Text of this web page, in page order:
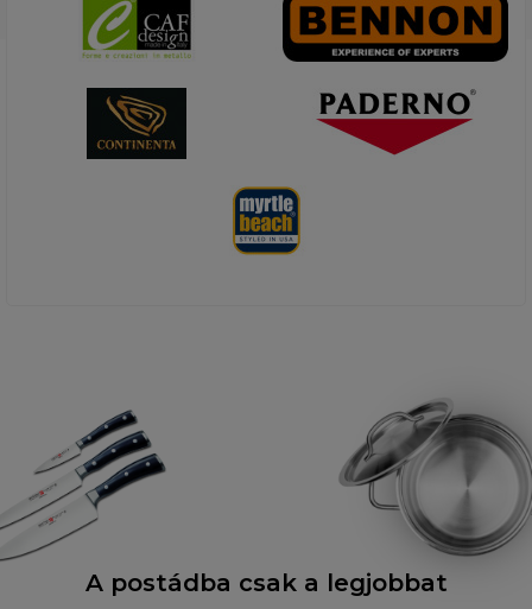
A postádba csak a legjobbat